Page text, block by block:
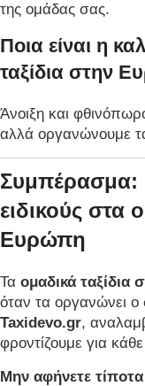
της ομάδας σας.
Ποια είναι η
ταξίδια στην
Άνοιξη και
αλλά οργανώνουμε
Συμπέρασμα:
ειδικούς στα
Ευρώπη
Τα ομαδικά
όταν τα οργανώνει
Taxidevo.gr,
φροντίζουμε για
Μην αφήνετε